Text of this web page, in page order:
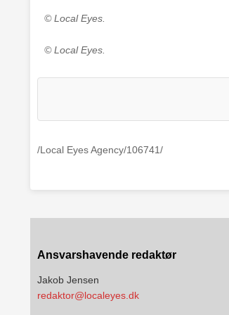
© Local Eyes.
© Local Eyes.
/Local Eyes Agency/106741/
Ansvarshavende redaktør
Jakob Jensen
redaktor@localeyes.dk